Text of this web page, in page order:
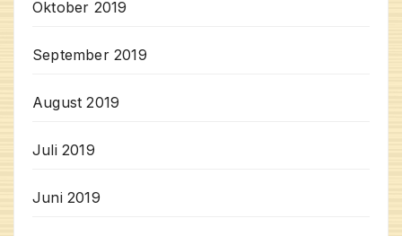
Oktober 2019
September 2019
August 2019
Juli 2019
Juni 2019